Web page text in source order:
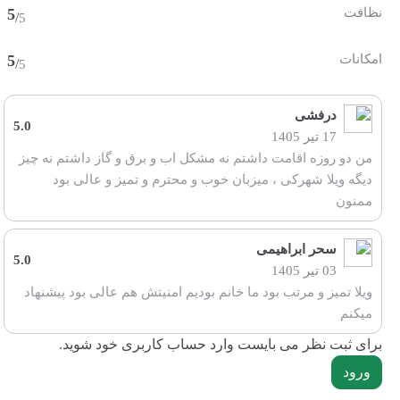
نظافت 5
/
5
امکانات 5
/
5
درفشی
17 تیر 1405
5.0
من دو روزه اقامت داشتم نه مشکل اب و برق و گاز داشتم نه چیز
دیگه ویلا شهرکی ، میزبان خوب و محترم و تمیز و عالی بود
ممنون
سحر ابراهیمی
03 تیر 1405
5.0
ویلا تمیز و مرتب بود ما خانم بودیم امنیتش هم عالی بود پیشنهاد
میکنم
برای ثبت نظر می بایست وارد حساب کاربری خود شوید.
ورود